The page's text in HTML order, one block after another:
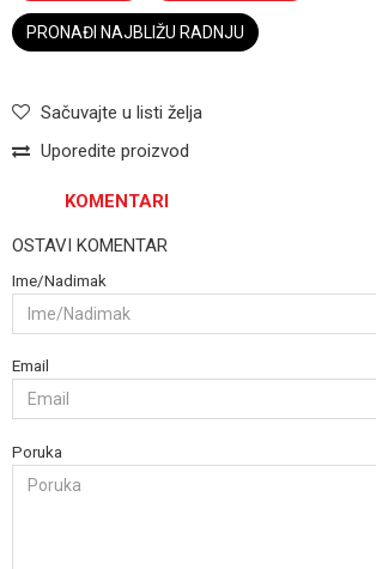
PRONAĐI NAJBLIŽU RADNJU
Sačuvajte u listi želja
Uporedite proizvod
KOMENTARI
OSTAVI KOMENTAR
Ime/Nadimak
Email
Poruka